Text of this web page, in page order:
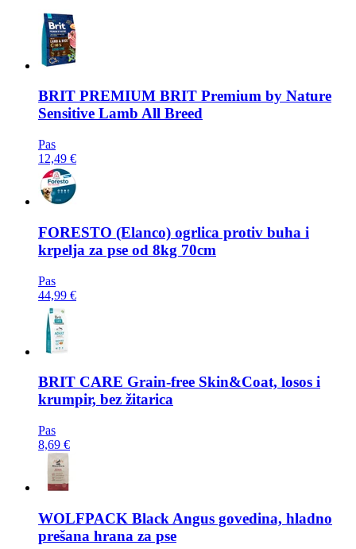
BRIT PREMIUM BRIT Premium by Nature
Sensitive Lamb All Breed
Pas
12,49 €
FORESTO (Elanco) ogrlica protiv buha i
krpelja za pse od 8kg 70cm
Pas
44,99 €
BRIT CARE Grain-free Skin&Coat, losos i
krumpir, bez žitarica
Pas
8,69 €
WOLFPACK Black Angus govedina, hladno
prešana hrana za pse